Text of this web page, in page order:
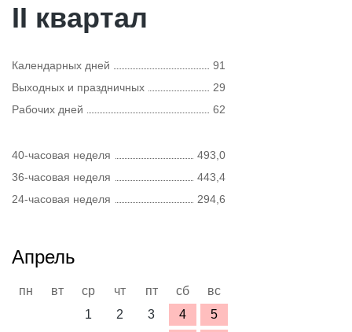
II квартал
Календарных дней
91
Выходных и праздничных
29
Рабочих дней
62
40-часовая неделя
493,0
36-часовая неделя
443,4
24-часовая неделя
294,6
Апрель
пн вт ср чт пт сб
вс
1
2 3 4
5